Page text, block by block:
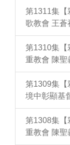
第1311集【
歌教會 王蒼
第1310集【
重教會 陳聖
第1309集【
境中彰顯基
第1308集【
重教會 陳聖